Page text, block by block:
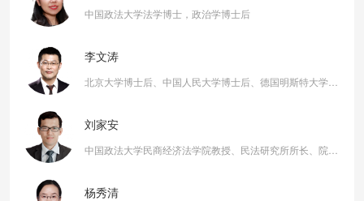
中国政法大学法学博士，政治学博士后
李文涛
刘家安
杨秀清